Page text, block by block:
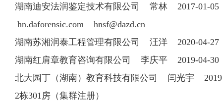
湖南迪安法润鉴定技术有限公司 常林 2017-01-05
hn.daforensic.com hnsf@dazd.cn
湖南苏湘润泰工程管理有限公司 汪洋 2020-04-
湖南红肩章教育咨询有限公司 李庆平 2019-04-
北大园丁（湖南）教育科技有限公司 闫光宇
2栋301房（集群注册）